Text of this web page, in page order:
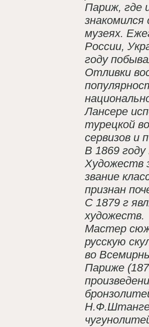
Париж, где
знакомился
музеях.
России,
году
Отливки
Лансере
турецкой
сервизов и
В 1869
Художеств
звание
признан
С 1879 г
художеств.
Мастер
русскую
во
Париже